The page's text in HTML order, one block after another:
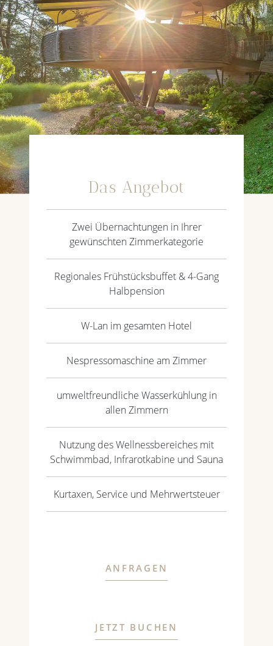
Das Angebot
Zwei Übernachtungen in Ihrer
gewünschten Zimmerkategorie
Regionales Frühstücksbuffet & 4-Gang
Halbpension
W-Lan im gesamten Hotel
Nespressomaschine am Zimmer
umweltfreundliche Wasserkühlung in
allen Zimmern
Nutzung des Wellnessbereiches mit
Schwimmbad, Infrarotkabine und Sauna
Kurtaxen, Service und Mehrwertsteuer
ANFRAGEN
JETZT BUCHEN